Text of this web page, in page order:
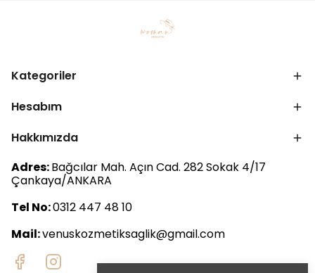
Kategoriler
Hesabım
Hakkımızda
Adres:Bağcılar Mah. Açın Cad. 282 Sokak 4/17
Çankaya/ANKARA
Tel No:0312 447 48 10
Mail:venuskozmetiksaglik@gmail.com